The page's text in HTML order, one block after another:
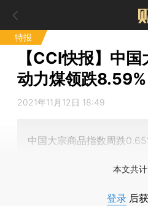
特报
【CCI快报】中
动力煤领跌8.59%
2021年11月12日 18:49
中国大宗商品指数周跌
本文共
登录 后